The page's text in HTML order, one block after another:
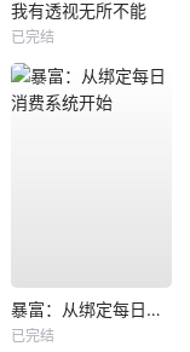
我有透视无所不能
已完结
暴富：从绑定每日消费系统开始
已完结